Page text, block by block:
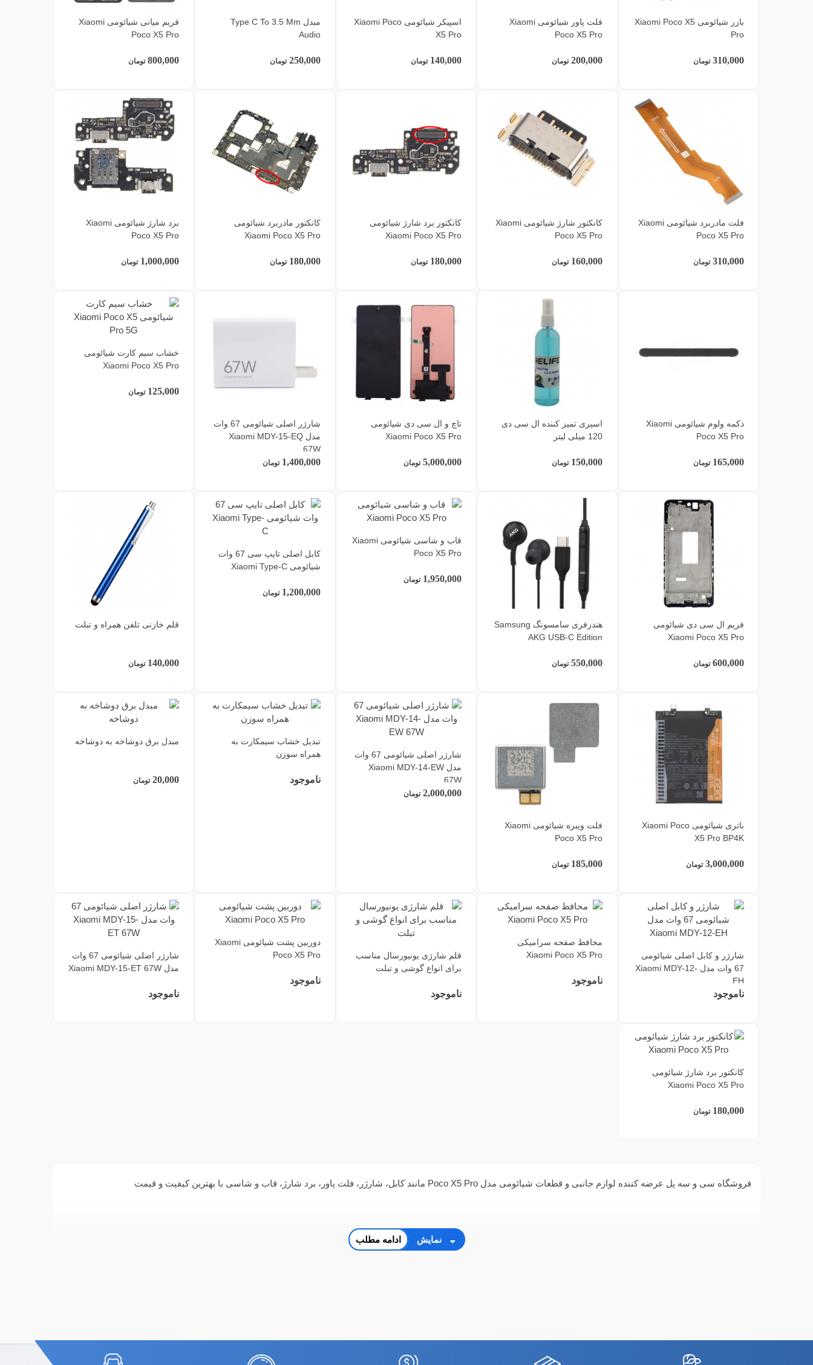
بازر شیائومی Xiaomi Poco X5
Pro
310,000 تومان
فلت پاور شیائومی Xiaomi
Poco X5 Pro
200,000 تومان
اسپیکر شیائومی Xiaomi Poco
X5 Pro
140,000 تومان
مبدل Type C To 3.5 Mm
Audio
250,000 تومان
فریم میانی شیائومی Xiaomi
Poco X5 Pro
800,000 تومان
فلت مادربرد شیائومی Xiaomi
Poco X5 Pro
310,000 تومان
کانکتور شارژ شیائومی Xiaomi
Poco X5 Pro
160,000 تومان
کانکتور برد شارژ شیائومی
Xiaomi Poco X5 Pro
180,000 تومان
کانکتور مادربرد شیائومی
Xiaomi Poco X5 Pro
180,000 تومان
برد شارژ شیائومی Xiaomi
Poco X5 Pro
1,000,000 تومان
دکمه ولوم شیائومی Xiaomi
Poco X5 Pro
165,000 تومان
اسپری تمیز کننده ال سی دی
120 میلی لیتر
150,000 تومان
تاچ و ال سی دی شیائومی
Xiaomi Poco X5 Pro
5,000,000 تومان
شارژر اصلی شیائومی 67 وات
مدل Xiaomi MDY-15-EQ
67W
1,400,000 تومان
خشاب سیم کارت شیائومی
Xiaomi Poco X5 Pro
125,000 تومان
فریم ال سی دی شیائومی
Xiaomi Poco X5 Pro
600,000 تومان
هندزفری سامسونگ Samsung
AKG USB-C Edition
550,000 تومان
قاب و شاسی شیائومی Xiaomi
Poco X5 Pro
1,950,000 تومان
کابل اصلی تایپ سی 67 وات
شیائومی Xiaomi Type-C
1,200,000 تومان
قلم خازنی تلفن همراه و تبلت
140,000 تومان
باتری شیائومی Xiaomi Poco
X5 Pro BP4K
3,000,000 تومان
فلت ویبره شیائومی Xiaomi
Poco X5 Pro
185,000 تومان
شارژر اصلی شیائومی 67 وات
مدل Xiaomi MDY-14-EW
67W
2,000,000 تومان
تبدیل خشاب سیمکارت به
همراه سوزن
ناموجود
مبدل برق دوشاخه به دوشاخه
20,000 تومان
شارژر و کابل اصلی شیائومی
67 وات مدل Xiaomi MDY-12-
EH
ناموجود
محافظ صفحه سرامیکی
Xiaomi Poco X5 Pro
ناموجود
قلم شارژی یونیورسال مناسب
برای انواع گوشی و تبلت
ناموجود
دوربین پشت شیائومی Xiaomi
Poco X5 Pro
ناموجود
شارژر اصلی شیائومی 67 وات
مدل Xiaomi MDY-15-ET 67W
ناموجود
کانکتور برد شارژ شیائومی
Xiaomi Poco X5 Pro
180,000 تومان
فروشگاه سی و سه پل عرضه کننده لوازم جانبی و قطعات شیائومی مدل Poco X5 Pro مانند کابل، شارژر، فلت پاور، برد شارژ، قاب و شاسی با بهترین کیفیت و قیمت
نمایش ادامه مطلب